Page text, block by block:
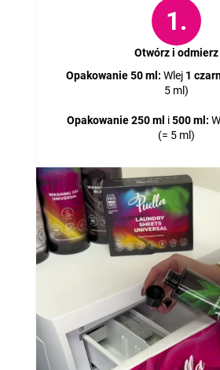
1.
Otwórz i odmierz
Opakowanie 50 ml: Wlej 1
5 ml)
Opakowanie 250 ml i500 ml:
(= 5 ml)